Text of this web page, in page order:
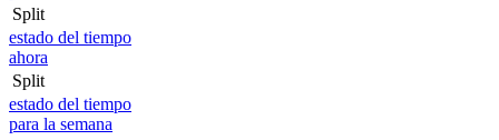
Split
estado del tiempo
ahora
Split
estado del tiempo
para la semana